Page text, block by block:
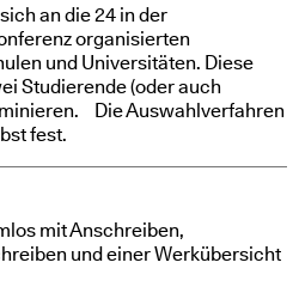
an die 24 in der
organisierten
und Universitäten. Diese
Studierende (oder auch
Die Auswahlverfahren
fest.
mit Anschreiben,
und einer Werkübersicht